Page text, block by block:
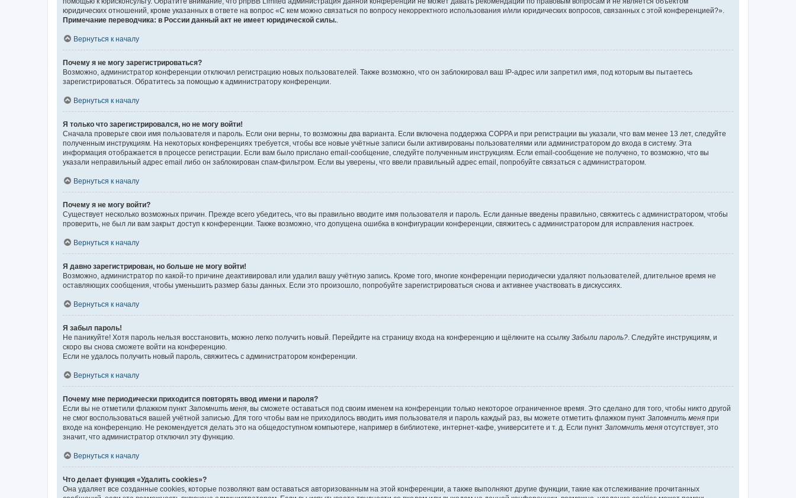
юридических отношений, кроме указанных в ответе на вопрос «С кем можно связаться по вопросу некорректного использования и/или юридических вопросов, связанных с этой конференцией?».
Примечание переводчика: в России данный акт не имеет юридической силы.
Вернуться к началу
Почему я не могу зарегистрироваться?
Возможно, администратор конференции отключил регистрацию новых пользователей. Также возможно, что он заблокировал ваш IP-адрес или запретил имя, под которым вы пытаетесь
зарегистрироваться. Обратитесь за помощью к администратору конференции.
Вернуться к началу
Я только что зарегистрировался, но не могу войти!
Сначала проверьте свои имя пользователя и пароль. Если они верны, то возможны два варианта. Если включена поддержка COPPA и при регистрации вы указали, что вам менее 13 лет, следуйте
полученным инструкциям. На некоторых конференциях требуется, чтобы все новые учётные записи были активированы пользователями или администратором до входа в систему. Эта
информация отображается в процессе регистрации. Если вам было прислано email-сообщение, следуйте полученным инструкциям. Если email-сообщение не получено, то возможно, что вы
указали неправильный адрес email либо он заблокирован спам-фильтром. Если вы уверены, что ввели правильный адрес email, попробуйте связаться с администратором.
Вернуться к началу
Почему я не могу войти?
Существует несколько возможных причин. Прежде всего убедитесь, что вы правильно вводите имя пользователя и пароль. Если данные введены правильно, свяжитесь с администратором, чтобы
проверить, не был ли вам закрыт доступ к конференции. Также возможно, что допущена ошибка в конфигурации конференции, свяжитесь с администратором для исправления настроек.
Вернуться к началу
Я давно зарегистрирован, но больше не могу войти!
Возможно, администратор по какой-то причине деактивировал или удалил вашу учётную запись. Кроме того, многие конференции периодически удаляют пользователей, длительное время не
оставляющих сообщения, чтобы уменьшить размер базы данных. Если это произошло, попробуйте зарегистрироваться снова и активнее участвовать в дискуссиях.
Вернуться к началу
Я забыл пароль!
Не паникуйте! Хотя пароль нельзя восстановить, можно легко получить новый. Перейдите на страницу входа на конференцию и щёлкните на ссылку Забыли пароль? . Следуйте инструкциям, и
скоро вы снова сможете войти на конференцию.
Если не удалось получить новый пароль, свяжитесь с администратором конференции.
Вернуться к началу
Почему мне периодически приходится повторять ввод имени и пароля?
Если вы не отметили флажком пункт Запомнить меня , вы сможете оставаться под своим именем на конференции только некоторое ограниченное время. Это сделано для того, чтобы никто другой
не смог воспользоваться вашей учётной записью. Для того чтобы вам не приходилось вводить имя пользователя и пароль каждый раз, вы можете отметить флажком пункт Запомнить меня при
входе на конференцию. Не рекомендуется делать это на общедоступном компьютере, например в библиотеке, интернет-кафе, университете и т. д. Если пункт Запомнить меня отсутствует, это
значит, что администратор отключил эту функцию.
Вернуться к началу
Что делает функция «Удалить cookies»?
Она удаляет все созданные cookies, которые позволяют вам оставаться авторизованным на этой конференции, а также выполняют другие функции, такие как отслеживание прочитанных